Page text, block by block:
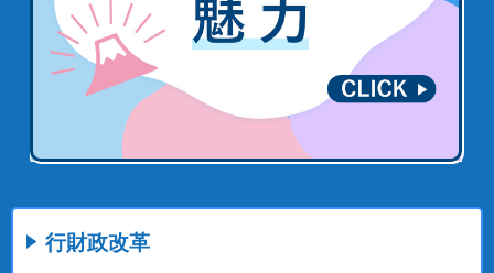
行財政改革